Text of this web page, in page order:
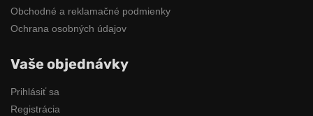
Obchodné a reklamačné podmienky
Ochrana osobných údajov
Vaše objednávky
Prihlásiť sa
Registrácia